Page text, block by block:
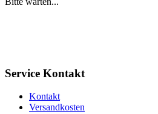
Service Kontakt
Kontakt
Versandkosten